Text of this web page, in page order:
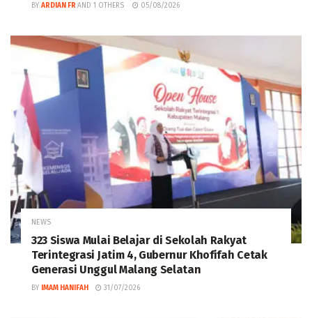
BY ARDIAN FR AND 1 OTHERS 05/08/2026
NEWS
323 Siswa Mulai Belajar di Sekolah Rakyat
Terintegrasi Jatim 4, Gubernur Khofifah Cetak
Generasi Unggul Malang Selatan
BY IMAM HANIFAH 31/07/2026